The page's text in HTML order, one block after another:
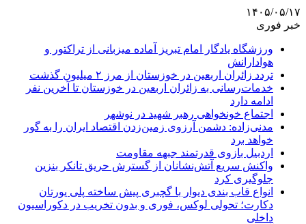
۱۴۰۵/۰۵/۱۷
خبر فوری
ورزشگاه یادگار امام تبریز آماده میزبانی از تراکتور و
هوادارانش
تردد زائران اربعین در خوزستان از مرز ۲ میلیون گذشت
خدمات‌رسانی به زائران اربعین در خوزستان تا آخرین نفر
ادامه دارد
اجتماع خونخواهی رهبر شهید در نوشهر
مدنی‌زاده: دشمن آرزوی زمین‌زدن اقتصاد ایران را به گور
خواهد برد
اردبیل بازوی قدرتمند جبهه مقاومت
واکنش سریع آتش‌نشانان از گسترش حریق تانکر بنزین
جلوگیری کرد
انواع قاب بندی دیوار با گچبری پیش ساخته پلی یورتان
دکارت؛ تحولی لوکس، فوری و بدون تخریب در دکوراسیون
داخلی